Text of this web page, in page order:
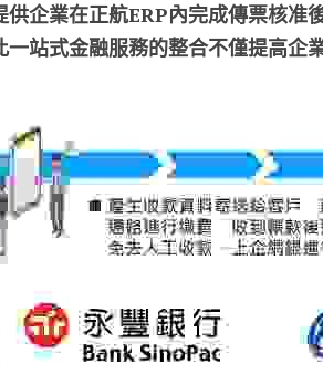
供企業在正航ERP內完成傳票核
站式金融服務的整合不僅提高企